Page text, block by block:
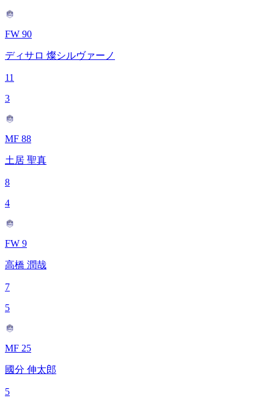
FW 90
ディサロ 燦シルヴァーノ
11
3
MF 88
土居 聖真
8
4
FW 9
高橋 潤哉
7
5
MF 25
國分 伸太郎
5